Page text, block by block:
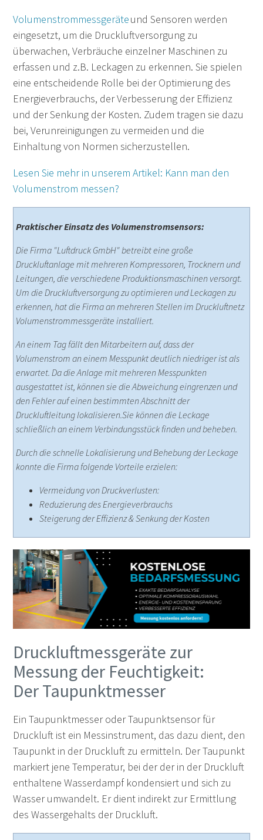
Volumenstrommessgeräteund Sensoren werden
eingesetzt, um die Druckluftversorgung zu
überwachen, Verbräuche einzelner Maschinen zu
erfassen und z.B. Leckagen zu erkennen. Sie spielen
eine entscheidende Rolle bei der Optimierung des
Energieverbrauchs, der Verbesserung der Effizienz
und der Senkung der Kosten. Zudem tragen sie dazu
bei, Verunreinigungen zu vermeiden und die
Einhaltung von Normen sicherzustellen.
Lesen Sie mehr in unserem Artikel: Kann man den
Volumenstrom messen?
Praktischer Einsatz des Volumenstromsensors:
Die Firma "Luftdruck GmbH" betreibt eine große
Druckluftanlage mit mehreren Kompressoren, Trocknern und
Leitungen, die verschiedene Produktionsmaschinen versorgt.
Um die Druckluftversorgung zu optimieren und Leckagen zu
erkennen, hat die Firma an mehreren Stellen im Druckluftnetz
Volumenstrommessgeräte installiert.
An einem Tag fällt den Mitarbeitern auf, dass der
Volumenstrom an einem Messpunkt deutlich niedriger ist als
erwartet. Da die Anlage mit mehreren Messpunkten
ausgestattet ist, können sie die Abweichung eingrenzen und
den Fehler auf einen bestimmten Abschnitt der
Druckluftleitung lokalisieren.Sie können die Leckage
schließlich an einem Verbindungsstück finden und beheben.
Durch die schnelle Lokalisierung und Behebung der Leckage
konnte die Firma folgende Vorteile erzielen:
Vermeidung von Druckverlusten:
Reduzierung des Energieverbrauchs
Steigerung der Effizienz & Senkung der Kosten
Druckluftmessgeräte zur
Messung der Feuchtigkeit:
Der Taupunktmesser
Ein Taupunktmesser oder Taupunktsensor für
Druckluft ist ein Messinstrument, das dazu dient, den
Taupunkt in der Druckluft zu ermitteln. Der Taupunkt
markiert jene Temperatur, bei der der in der Druckluft
enthaltene Wasserdampf kondensiert und sich zu
Wasser umwandelt. Er dient indirekt zur Ermittlung
des Wassergehalts der Druckluft.